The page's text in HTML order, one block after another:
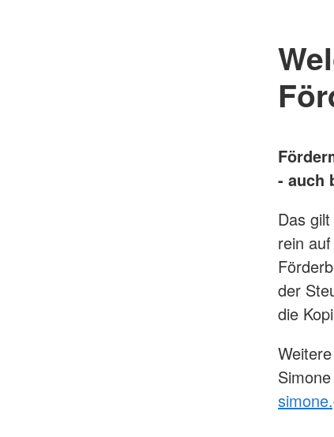
- auch
Das
rein
der
die